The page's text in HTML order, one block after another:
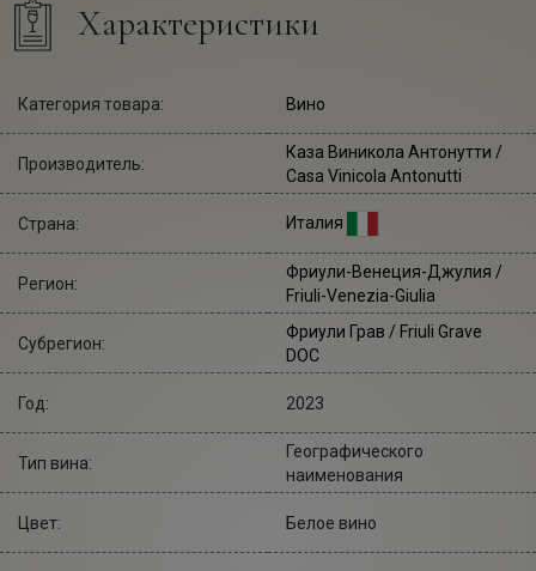
Характеристики
Категория товара: Вино
Производитель:
Каза Виникола Антонутти /
Casa Vinicola Antonutti
Страна: Италия
Регион:
Фриули-Венеция-Джулия /
Friuli-Venezia-Giulia
Субрегион:
Фриули Грав / Friuli Grave
DOC
Год: 2023
Тип вина:
Географического
наименования
Цвет: Белое вино